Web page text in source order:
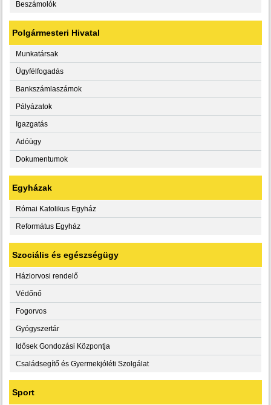
Beszámolók
Polgármesteri Hivatal
Munkatársak
Ügyfélfogadás
Bankszámlaszámok
Pályázatok
Igazgatás
Adóügy
Dokumentumok
Egyházak
Római Katolikus Egyház
Református Egyház
Szociális és egészségügy
Háziorvosi rendelő
Védőnő
Fogorvos
Gyógyszertár
Idősek Gondozási Központja
Családsegítő és Gyermekjóléti Szolgálat
Sport